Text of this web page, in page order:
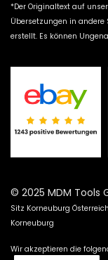
*Der Originaltext auf
Übersetzungen in
erstellt. Es können
© 2025 MDM Tools
Sitz Korneuburg
Korneuburg
Wir akzeptieren die